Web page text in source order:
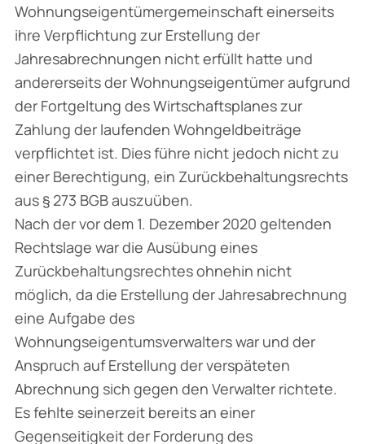
Wohnungseigentümergemeinschaft einerseits
ihre Verpflichtung zur Erstellung der
Jahresabrechnungen nicht erfüllt hatte und
andererseits der Wohnungseigentümer aufgrund
der Fortgeltung des Wirtschaftsplanes zur
Zahlung der laufenden Wohngeldbeiträge
verpflichtet ist. Dies führe nicht jedoch nicht zu
einer Berechtigung, ein Zurückbehaltungsrechts
aus § 273 BGB auszuüben.
Nach der vor dem 1. Dezember 2020 geltenden
Rechtslage war die Ausübung eines
Zurückbehaltungsrechtes ohnehin nicht
möglich, da die Erstellung der Jahresabrechnung
eine Aufgabe des
Wohnungseigentumsverwalters war und der
Anspruch auf Erstellung der verspäteten
Abrechnung sich gegen den Verwalter richtete.
Es fehlte seinerzeit bereits an einer
Gegenseitigkeit der Forderung des